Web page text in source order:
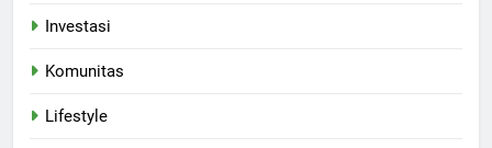
Investasi
Komunitas
Lifestyle